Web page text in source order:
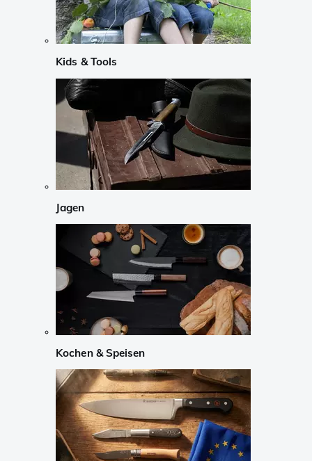
Kids & Tools
Jagen
Kochen & Speisen